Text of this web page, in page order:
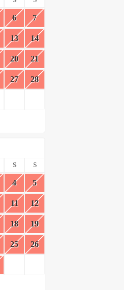
6 7
13 14
20 21
27 28
S S
4 5
11 12
18 19
25 26